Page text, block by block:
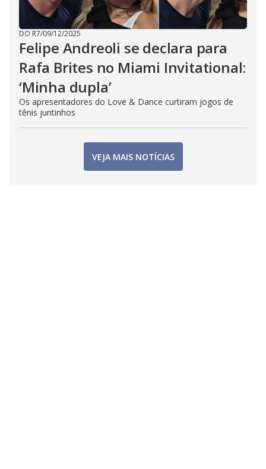
DO R7/09/12/2025
Felipe Andreoli se declara para
Rafa Brites no Miami Invitational:
‘Minha dupla’
Os apresentadores do Love & Dance curtiram jogos de
tênis juntinhos
VEJA MAIS NOTÍCIAS